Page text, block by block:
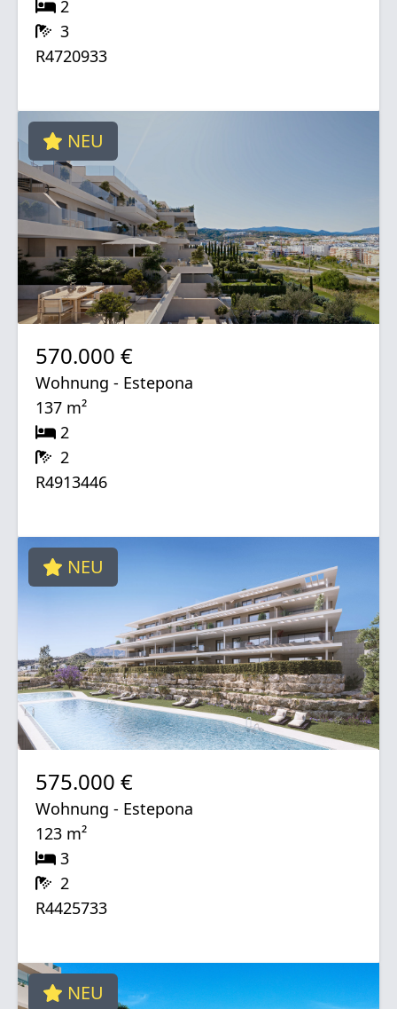
2
3
R4720933
NEU
570.000 €
Wohnung - Estepona
137 m²
2
2
R4913446
NEU
575.000 €
Wohnung - Estepona
123 m²
3
2
R4425733
NEU